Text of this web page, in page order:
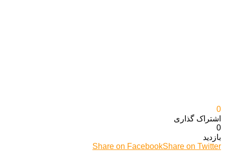
0
اشتراک گذاری‌
0
بازدید
Share on FacebookShare on Twitter